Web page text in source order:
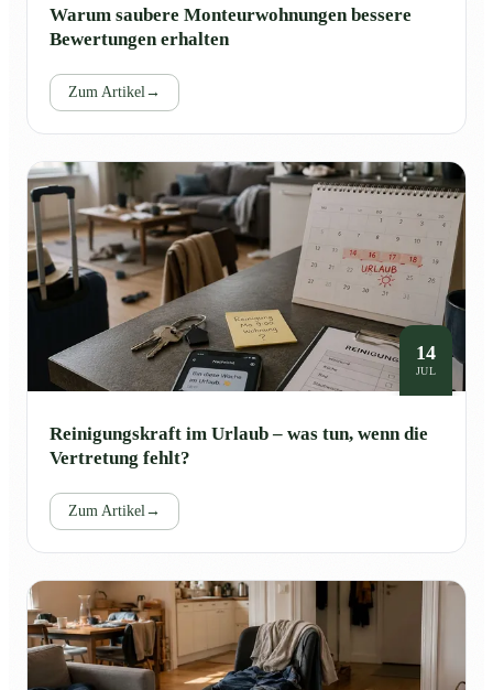
Warum saubere Monteurwohnungen bessere
Bewertungen erhalten
Zum Artikel →
14
JUL
Reinigungskraft im Urlaub – was tun, wenn die
Vertretung fehlt?
Zum Artikel →